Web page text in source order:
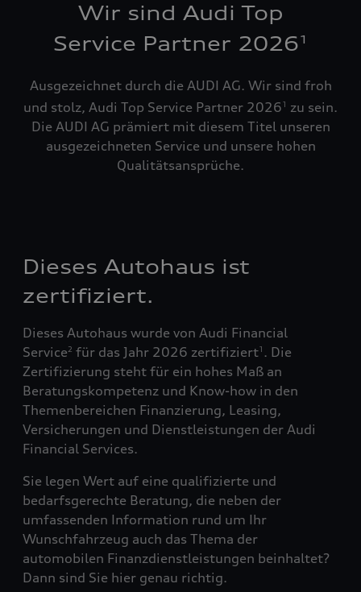
Wir sind Audi Top
Service Partner 20261
Ausgezeichnet durch die AUDI AG. Wir sind froh
und stolz, Audi Top Service Partner 20261
zu sein.
Die AUDI AG prämiert mit diesem Titel unseren
ausgezeichneten Service und unsere hohen
Qualitätsansprüche.
Dieses Autohaus ist
zertifiziert.
Dieses Autohaus wurde von Audi Financial
Service2 für das Jahr 2026 zertifiziert1 . Die
Zertifizierung steht für ein hohes Maß an
Beratungskompetenz und Know-how in den
Themenbereichen Finanzierung, Leasing,
Versicherungen und Dienstleistungen der Audi
Financial Services.
Sie legen Wert auf eine qualifizierte und
bedarfsgerechte Beratung, die neben der
umfassenden Information rund um Ihr
Wunschfahrzeug auch das Thema der
automobilen Finanzdienstleistungen beinhaltet?
Dann sind Sie hier genau richtig.